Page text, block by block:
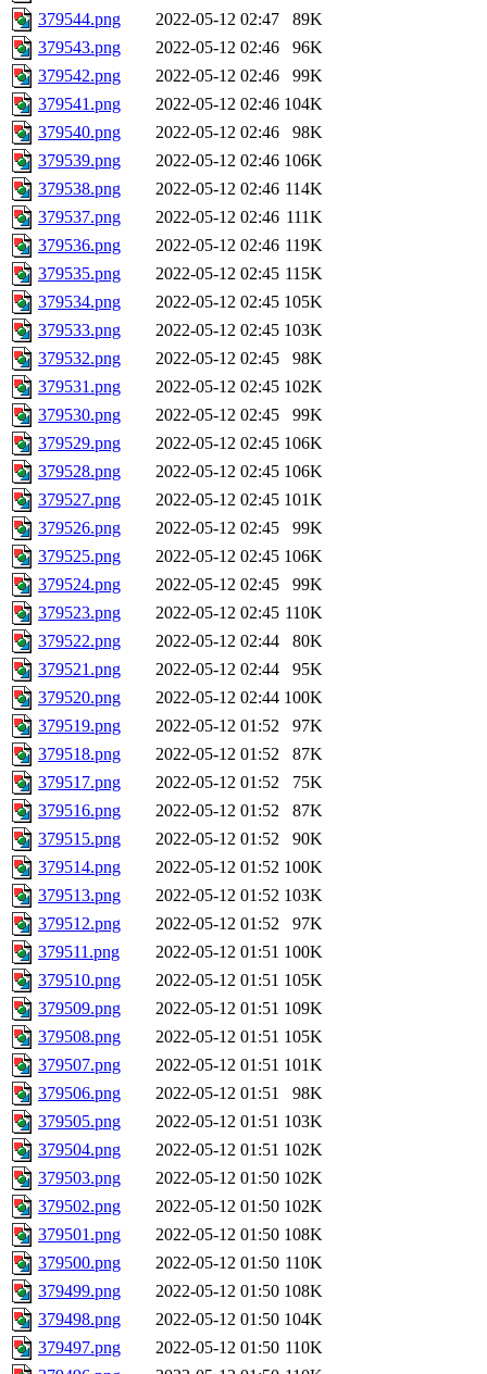
379544.png
2022-05-12 02:47
89K
379543.png
2022-05-12 02:46
96K
379542.png
2022-05-12 02:46
99K
379541.png
2022-05-12 02:46 104K
379540.png
2022-05-12 02:46
98K
379539.png
2022-05-12 02:46 106K
379538.png
2022-05-12 02:46 114K
379537.png
2022-05-12 02:46 111K
379536.png
2022-05-12 02:46 119K
379535.png
2022-05-12 02:45 115K
379534.png
2022-05-12 02:45 105K
379533.png
2022-05-12 02:45 103K
379532.png
2022-05-12 02:45
98K
379531.png
2022-05-12 02:45 102K
379530.png
2022-05-12 02:45
99K
379529.png
2022-05-12 02:45 106K
379528.png
2022-05-12 02:45 106K
379527.png
2022-05-12 02:45 101K
379526.png
2022-05-12 02:45
99K
379525.png
2022-05-12 02:45 106K
379524.png
2022-05-12 02:45
99K
379523.png
2022-05-12 02:45 110K
379522.png
2022-05-12 02:44
80K
379521.png
2022-05-12 02:44
95K
379520.png
2022-05-12 02:44 100K
379519.png
2022-05-12 01:52
97K
379518.png
2022-05-12 01:52
87K
379517.png
2022-05-12 01:52
75K
379516.png
2022-05-12 01:52
87K
379515.png
2022-05-12 01:52
90K
379514.png
2022-05-12 01:52 100K
379513.png
2022-05-12 01:52 103K
379512.png
2022-05-12 01:52
97K
379511.png
2022-05-12 01:51 100K
379510.png
2022-05-12 01:51 105K
379509.png
2022-05-12 01:51 109K
379508.png
2022-05-12 01:51 105K
379507.png
2022-05-12 01:51 101K
379506.png
2022-05-12 01:51
98K
379505.png
2022-05-12 01:51 103K
379504.png
2022-05-12 01:51 102K
379503.png
2022-05-12 01:50 102K
379502.png
2022-05-12 01:50 102K
379501.png
2022-05-12 01:50 108K
379500.png
2022-05-12 01:50 110K
379499.png
2022-05-12 01:50 108K
379498.png
2022-05-12 01:50 104K
379497.png
2022-05-12 01:50 110K